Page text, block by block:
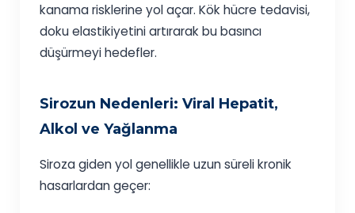
kanama risklerine yol açar. Kök hücre tedavisi,
doku elastikiyetini artırarak bu basıncı
düşürmeyi hedefler.
Sirozun Nedenleri: Viral Hepatit,
Alkol ve Yağlanma
Siroza giden yol genellikle uzun süreli kronik
hasarlardan geçer: